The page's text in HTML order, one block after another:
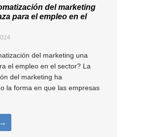
del marketing
para el empleo en el
del marketing una
el empleo en el sector? La
del marketing ha
la forma en que las empresas